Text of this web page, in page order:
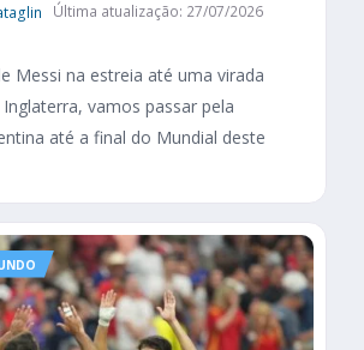
Última atualização: 27/07/2026
Messi na estreia até uma virada
vamos passar pela
até a final do Mundial deste